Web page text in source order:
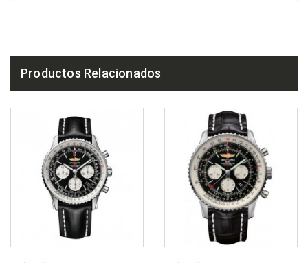
Productos Relacionados